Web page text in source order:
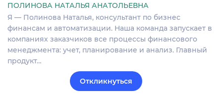
ПОЛИНОВА НАТАЛЬЯ АНАТОЛЬЕВНА
Я — Полинова Наталья, консультант по бизнес
финансам и автоматизации. Наша команда запускает в
компаниях заказчиков все процессы финансового
менеджмента: учет, планирование и анализ. Главный
продукт…
Откликнуться